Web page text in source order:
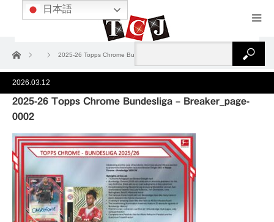
ホーム 2025-26 Topps Chrome Bundesliga – Breaker_page-0002
2026.03.12
2025-26 Topps Chrome Bundesliga – Breaker_page-
0002
日本語